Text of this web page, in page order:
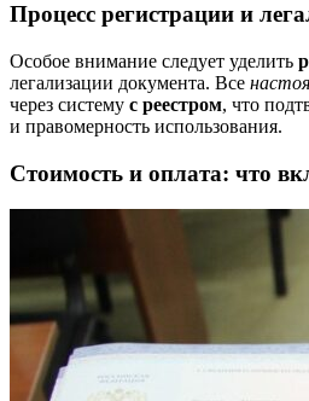
Процесс регистрации и
Особое внимание следует уделить
легализации документа. Все
через систему с реестром, что
и правомерность использования.
Стоимость и оплата: что